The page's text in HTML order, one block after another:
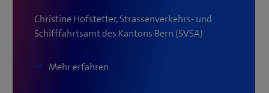
Christine Hofstetter, Strassenverkehrs- und
Schifffahrtsamt des Kantons Bern (SVSA)​
Mehr erfahren